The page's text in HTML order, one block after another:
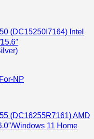
(DC15250I7164) Intel
(DC16255R7161) AMD
Windows 11 Home